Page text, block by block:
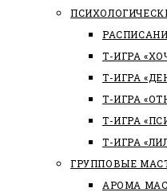
Т-ИГРА
Т-ИГРА
Т-ИГРА
Т-ИГРА
Т-ИГРА
ГРУППОВЫЕ
АРОМА